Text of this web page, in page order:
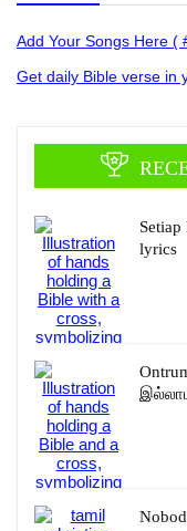
Add Your Songs Here (
Get daily Bible verse in
lyrics